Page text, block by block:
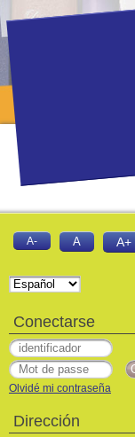
A- A A+
Conectarse
Olvidé mi contraseña
Dirección